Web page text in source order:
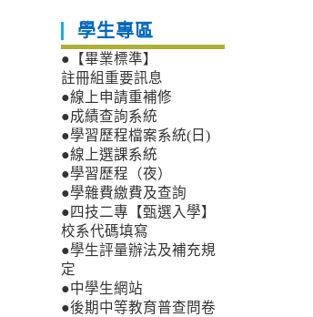
學生專區
●【畢業標準】
註冊組重要訊息
●線上申請重補修
●成績查詢系統
●學習歷程檔案系統(日)
●線上選課系統
●學習歷程（夜）
●學雜費繳費及查詢
●四技二專【甄選入學】
校系代碼填寫
●學生評量辦法及補充規
定
●中學生網站
●後期中等教育普查問卷